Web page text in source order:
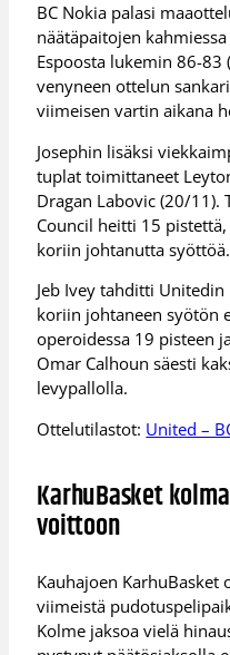
BC Nokia palasi
näätäpaitojen
Espoosta lukemin 86-83
venyneen ottelun
viimeisen vartin aikana
Josephin lisäksi
tuplat toimittaneet
Dragan Labovic (20/11).
Council heitti 15
koriin johtanutta syöttöä.
Jeb Ivey tahditti
koriin johtaneen syötön
operoidessa 19 pisteen
Omar Calhoun säesti
levypallolla.
Ottelutilastot: United –
KarhuBasket
voittoon
Kauhajoen KarhuBasket
viimeistä
Kolme jaksoa vielä